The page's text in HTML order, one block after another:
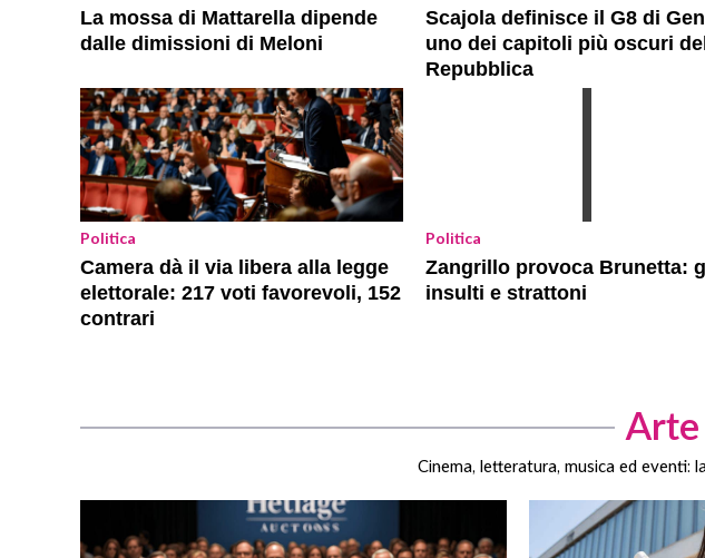
La mossa di Mattarella dipende
dalle dimissioni di Meloni
Scajola definisce il G8 di
uno dei capitoli più oscuri
Repubblica
Politica
Camera dà il via libera alla legge
elettorale: 217 voti favorevoli, 152
contrari
Politica
Zangrillo provoca Brunetta:
insulti e strattoni
Cinema, letteratura, musica ed eventi: